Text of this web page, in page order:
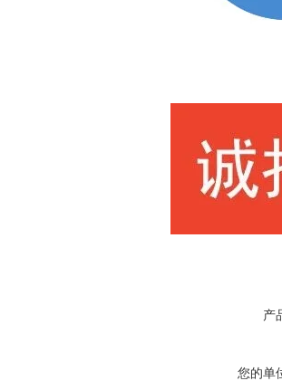
产
您的单